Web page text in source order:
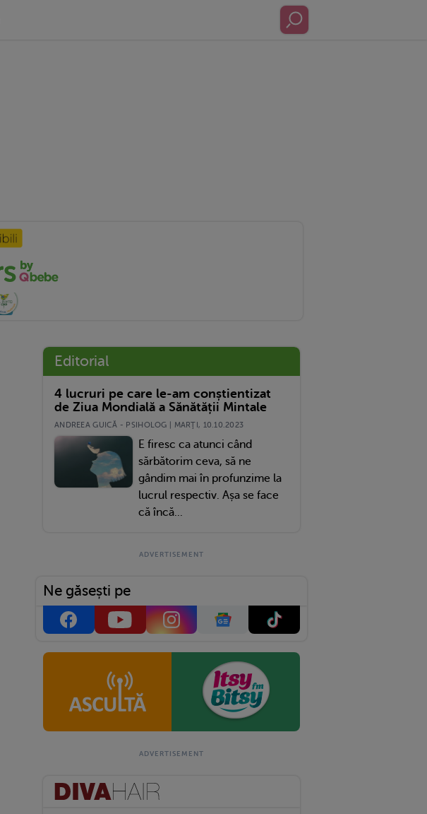
Și Sunt Legale
Editorial
4 lucruri pe care le-am conștientizat
de Ziua Mondială a Sănătății Mintale
ANDREEA GUICĂ - PSIHOLOG | MARŢI, 10.10.2023
E firesc ca atunci când
sărbătorim ceva, să ne
gândim mai în profunzime la
lucrul respectiv. Așa se face
că încă...
Ne găsești pe